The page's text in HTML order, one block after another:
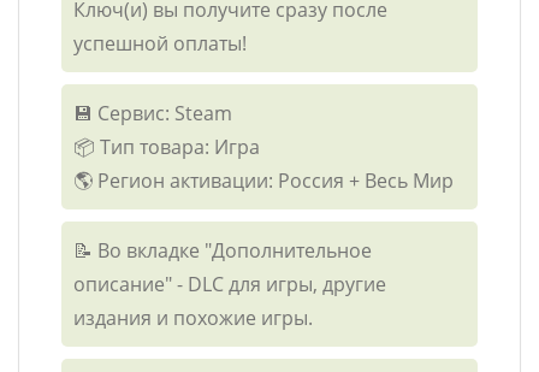
Ключ(и) вы получите сразу после
успешной оплаты!
💾 Сервис: Steam
📦 Тип товара: Игра
🌎 Регион активации: Россия + Весь Мир
📝 Во вкладке "Дополнительное
описание" - DLC для игры, другие
издания и похожие игры.